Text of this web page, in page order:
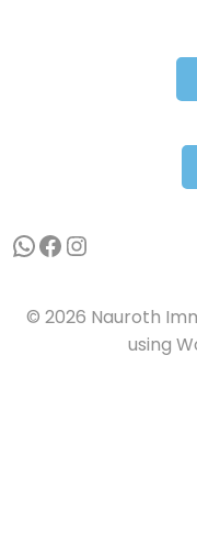
WhatsApp
Facebook
Instagram
© 2026 Nauroth
using